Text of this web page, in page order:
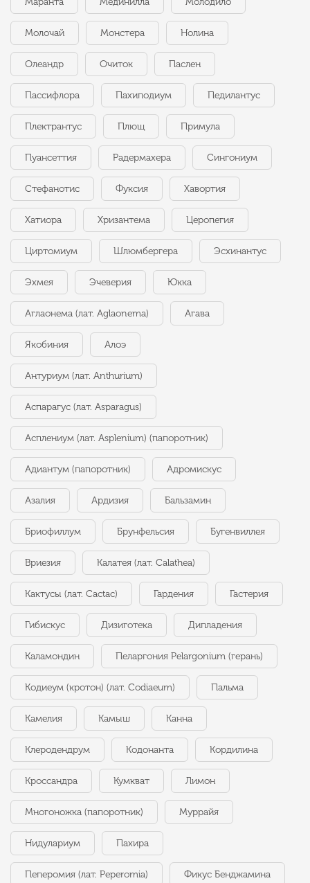
Молочай Монстера Нолина
Олеандр Очиток Паслен
Пассифлора Пахиподиум Педилантус
Плектрантус Плющ Примула
Пуансеттия Радермахера Сингониум
Стефанотис Фуксия Хавортия
Хатиора Хризантема Церопегия
Циртомиум Шлюмбергера Эсхинантус
Эхмея Эчеверия Юкка
Аглаонема (лат. Aglaonema) Агава
Якобиния Алоэ
Антуриум (лат. Anthurium)
Аспарагус (лат. Asparagus)
Асплениум (лат. Asplenium) (папоротник)
Адиантум (папоротник) Адромискус
Азалия Ардизия Бальзамин
Бриофиллум Брунфельсия Бугенвиллея
Вриезия Калатея (лат. Calathea)
Кактусы (лат. Cactac) Гардения Гастерия
Гибискус Дизиготека Дипладения
Каламондин Пеларгония Pelargonium (герань)
Кодиеум (кротон) (лат. Codiaeum) Пальма
Камелия Камыш Канна
Клеродендрум Кодонанта Кордилина
Кроссандра Кумкват Лимон
Многоножка (папоротник) Муррайя
Нидулариум Пахира
Пеперомия (лат. Peperomia) Фикус Бенджамина